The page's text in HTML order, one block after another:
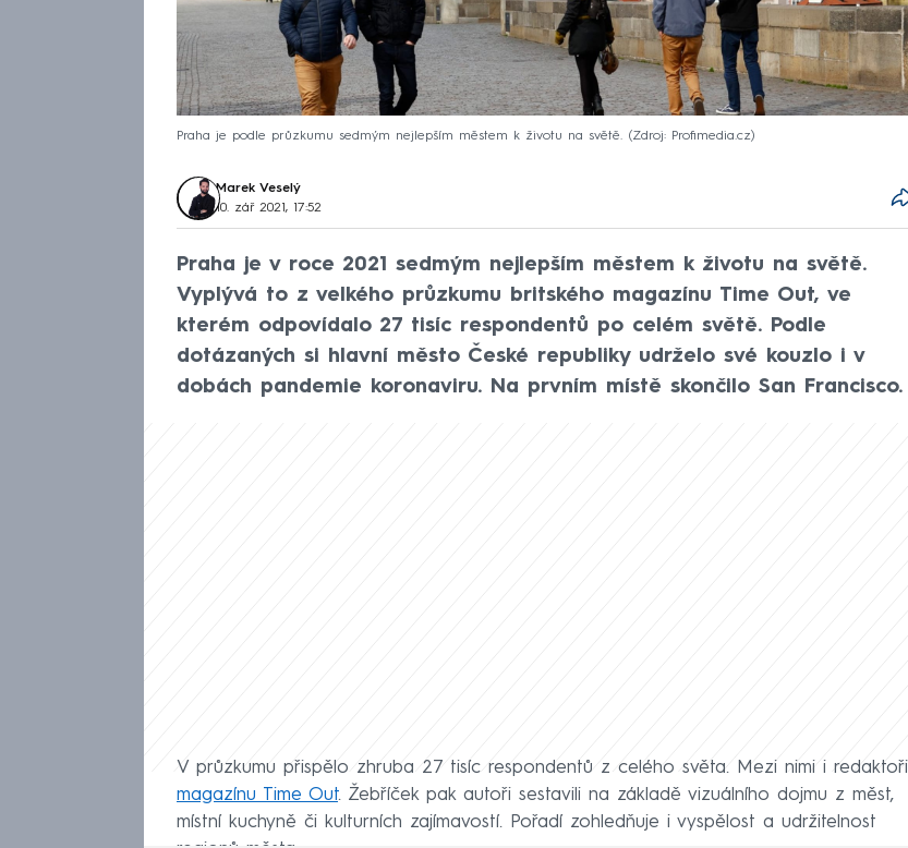
Praha je podle průzkumu sedmým nejlepším městem k životu na světě. Zdroj: Profimedia.cz
Marek Veselý
10. zář 2021, 17:52
Praha je v roce 2021 sedmým nejlepším městem k životu na světě.
Vyplývá to z velkého průzkumu britského magazínu Time Out, ve
kterém odpovídalo 27 tisíc respondentů po celém světě. Podle
dotázaných si hlavní město České republiky udrželo své kouzlo i v
dobách pandemie koronaviru. Na prvním místě skončilo San Francisco.
V průzkumu přispělo zhruba 27 tisíc respondentů z celého světa. Mezi nimi i redaktoři
magazínu Time Out. Žebříček pak autoři sestavili na základě vizuálního dojmu z měst,
místní kuchyně či kulturních zajímavostí. Pořadí zohledňuje i vyspělost a udržitelnost